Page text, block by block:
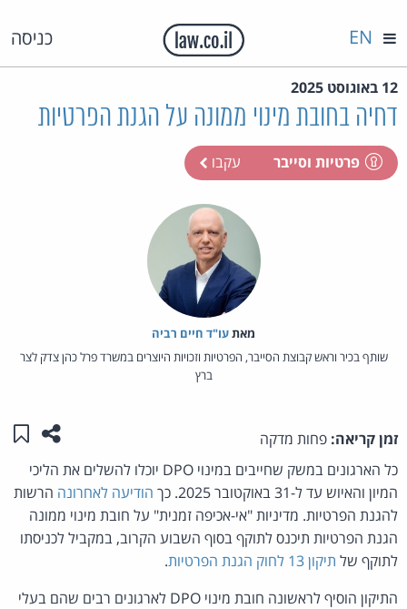
כניסה EN
12 באוגוסט 2025
דחיה בחובת מינוי ממונה על הגנת הפרטיות
פרטיות וסייבר עקבו
מאת‏עו"ד חיים רביה
שותף בכיר וראש קבוצת הסייבר, הפרטיות וזכויות היוצרים במשרד פרל כהן צדק לצר
ברץ
זמן קריאה: פחות מדקה שתפו
כל הארגונים במשק שחייבים במינוי DPO יוכלו להשלים את הליכי
המיון והאיוש עד ל-31 באוקטובר 2025. כך
הודיעה לאחרונה הרשות
להגנת הפרטיות. מדיניות "אי-אכיפה זמנית" על חובת מינוי ממונה
הגנת הפרטיות תיכנס לתוקף בסוף השבוע הקרוב, במקביל לכניסתו
לתוקף של תיקון 13 לחוק הגנת הפרטיות
.
התיקון הוסיף לראשונה חובת מינוי DPO לארגונים רבים שהם בעלי